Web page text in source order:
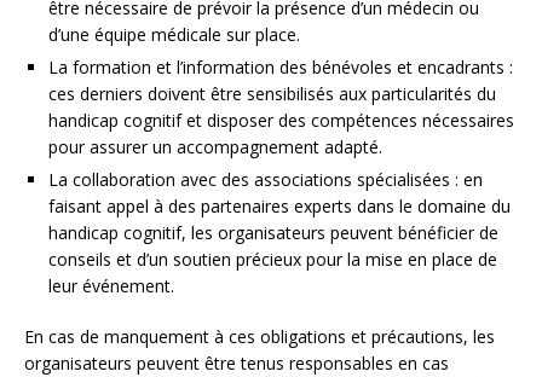
être nécessaire de prévoir la présence d’un médecin ou
d’une équipe médicale sur place.
La formation et l’information des bénévoles et encadrants :
ces derniers doivent être sensibilisés aux particularités du
handicap cognitif et disposer des compétences nécessaires
pour assurer un accompagnement adapté.
La collaboration avec des associations spécialisées : en
faisant appel à des partenaires experts dans le domaine du
handicap cognitif, les organisateurs peuvent bénéficier de
conseils et d’un soutien précieux pour la mise en place de
leur événement.
En cas de manquement à ces obligations et précautions, les
organisateurs peuvent être tenus responsables en cas